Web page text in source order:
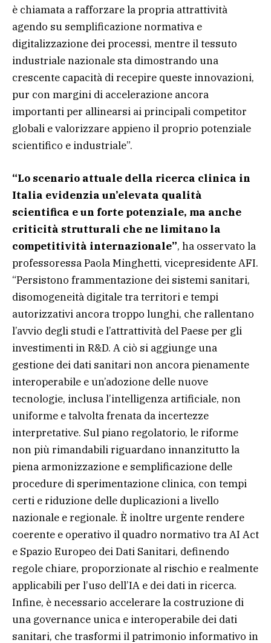
è chiamata a rafforzare la propria attrattività
agendo su semplificazione normativa e
digitalizzazione dei processi, mentre il tessuto
industriale nazionale sta dimostrando una
crescente capacità di recepire queste innovazioni,
pur con margini di accelerazione ancora
importanti per allinearsi ai principali competitor
globali e valorizzare appieno il proprio potenziale
scientifico e industriale”.
“Lo scenario attuale della ricerca clinica in
Italia evidenzia un’elevata qualità
scientifica e un forte potenziale, ma anche
criticità strutturali che ne limitano la
competitività internazionale”, ha osservato la
professoressa Paola Minghetti, vicepresidente AFI.
“Persistono frammentazione dei sistemi sanitari,
disomogeneità digitale tra territori e tempi
autorizzativi ancora troppo lunghi, che rallentano
l’avvio degli studi e l’attrattività del Paese per gli
investimenti in R&D. A ciò si aggiunge una
gestione dei dati sanitari non ancora pienamente
interoperabile e un’adozione delle nuove
tecnologie, inclusa l’intelligenza artificiale, non
uniforme e talvolta frenata da incertezze
interpretative. Sul piano regolatorio, le riforme
non più rimandabili riguardano innanzitutto la
piena armonizzazione e semplificazione delle
procedure di sperimentazione clinica, con tempi
certi e riduzione delle duplicazioni a livello
nazionale e regionale. È inoltre urgente rendere
coerente e operativo il quadro normativo tra AI Act
e Spazio Europeo dei Dati Sanitari, definendo
regole chiare, proporzionate al rischio e realmente
applicabili per l’uso dell’IA e dei dati in ricerca.
Infine, è necessario accelerare la costruzione di
una governance unica e interoperabile dei dati
sanitari, che trasformi il patrimonio informativo in